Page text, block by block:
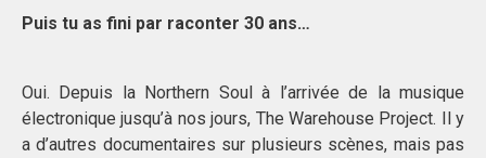
Puis tu as fini par raconter 30 ans…
Oui. Depuis la Northern Soul à l’arrivée de la musique
électronique jusqu’à nos jours, The Warehouse Project. Il y
a d’autres documentaires sur plusieurs scènes, mais pas